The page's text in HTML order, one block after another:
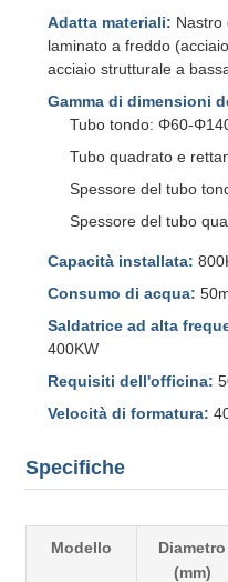
Adatta materiali: Nastro
laminato a freddo
acciaio strutturale a
Gamma di dimensioni
Tubo tondo: Φ60-
Tubo quadrato e
Spessore del tubo
Spessore del tubo
Capacità installata:
Consumo di acqua:
Saldatrice ad alta
400KW
Requisiti dell'officina:
Velocità di formatura:
Specifiche
Modello
Diametro
(mm)